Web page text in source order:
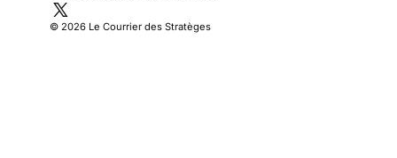
© 2026 Le Courrier des Stratèges